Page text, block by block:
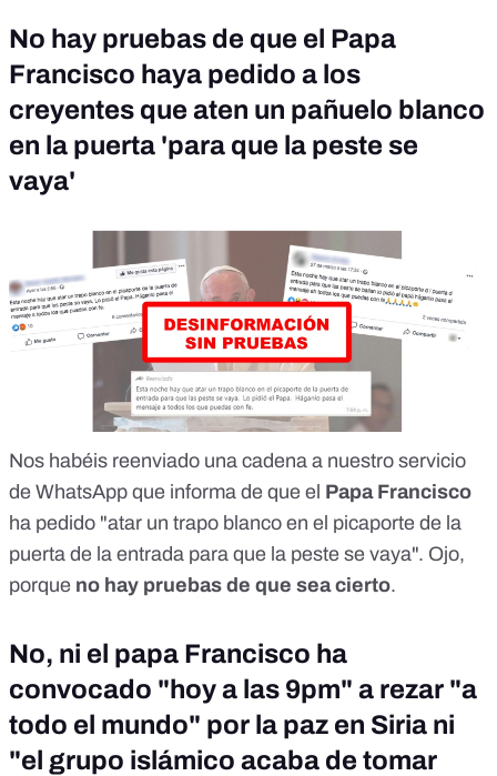
No hay pruebas de que el Papa
Francisco haya pedido a los
creyentes que aten un pañuelo blanco
en la puerta 'para que la peste se
vaya'
Nos habéis reenviado una cadena a nuestro servicio
de WhatsApp que informa de que el Papa Francisco
ha pedido "atar un trapo blanco en el picaporte de la
puerta de la entrada para que la peste se vaya". Ojo,
porque no hay pruebas de que sea cierto.
No, ni el papa Francisco ha
convocado "hoy a las 9pm" a rezar "a
todo el mundo" por la paz en Siria ni
"el grupo islámico acaba de tomar